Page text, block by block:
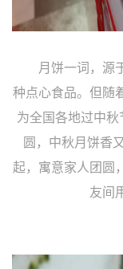
月饼一词，源于
种点心食品。但随
为全国各地过中
圆，中秋月饼香
起，寓意家人团圆
友间